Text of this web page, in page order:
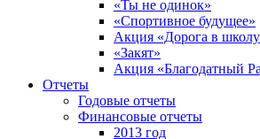
«Ты не одинок»
«Спортивное будущее»
Акция «Дорога в
«Закят»
Акция «Благодатный
Отчеты
Годовые отчеты
Финансовые отчеты
2013 год